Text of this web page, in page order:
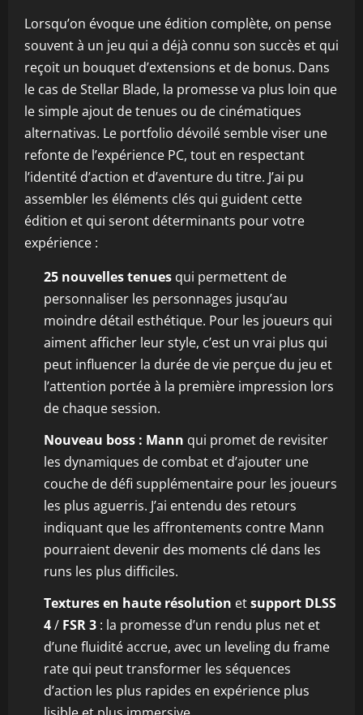
Lorsqu’on évoque une édition complète, on pense
souvent à un jeu qui a déjà connu son succès et qui
reçoit un bouquet d’extensions et de bonus. Dans
le cas de Stellar Blade, la promesse va plus loin que
le simple ajout de tenues ou de cinématiques
alternativas. Le portfolio dévoilé semble viser une
refonte de l’expérience PC, tout en respectant
l’identité d’action et d’aventure du titre. J’ai pu
assembler les éléments clés qui guident cette
édition et qui seront déterminants pour votre
expérience :
25 nouvelles tenues qui permettent de
personnaliser les personnages jusqu’au
moindre détail esthétique. Pour les joueurs qui
aiment afficher leur style, c’est un vrai plus qui
peut influencer la durée de vie perçue du jeu et
l’attention portée à la première impression lors
de chaque session.
Nouveau boss : Mann qui promet de revisiter
les dynamiques de combat et d’ajouter une
couche de défi supplémentaire pour les joueurs
les plus aguerris. J’ai entendu des retours
indiquant que les affrontements contre Mann
pourraient devenir des moments clé dans les
runs les plus difficiles.
Textures en haute résolution etsupport DLSS
4/ FSR 3 : la promesse d’un rendu plus net et
d’une fluidité accrue, avec un leveling du frame
rate qui peut transformer les séquences
d’action les plus rapides en expérience plus